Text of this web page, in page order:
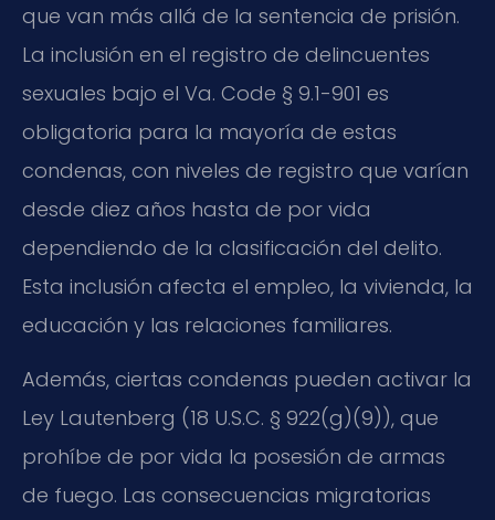
que van más allá de la sentencia de prisión.
La inclusión en el registro de delincuentes
sexuales bajo el Va. Code § 9.1-901 es
obligatoria para la mayoría de estas
condenas, con niveles de registro que varían
desde diez años hasta de por vida
dependiendo de la clasificación del delito.
Esta inclusión afecta el empleo, la vivienda, la
educación y las relaciones familiares.
Además, ciertas condenas pueden activar la
Ley Lautenberg (18 U.S.C. § 922(g)(9)), que
prohíbe de por vida la posesión de armas
de fuego. Las consecuencias migratorias